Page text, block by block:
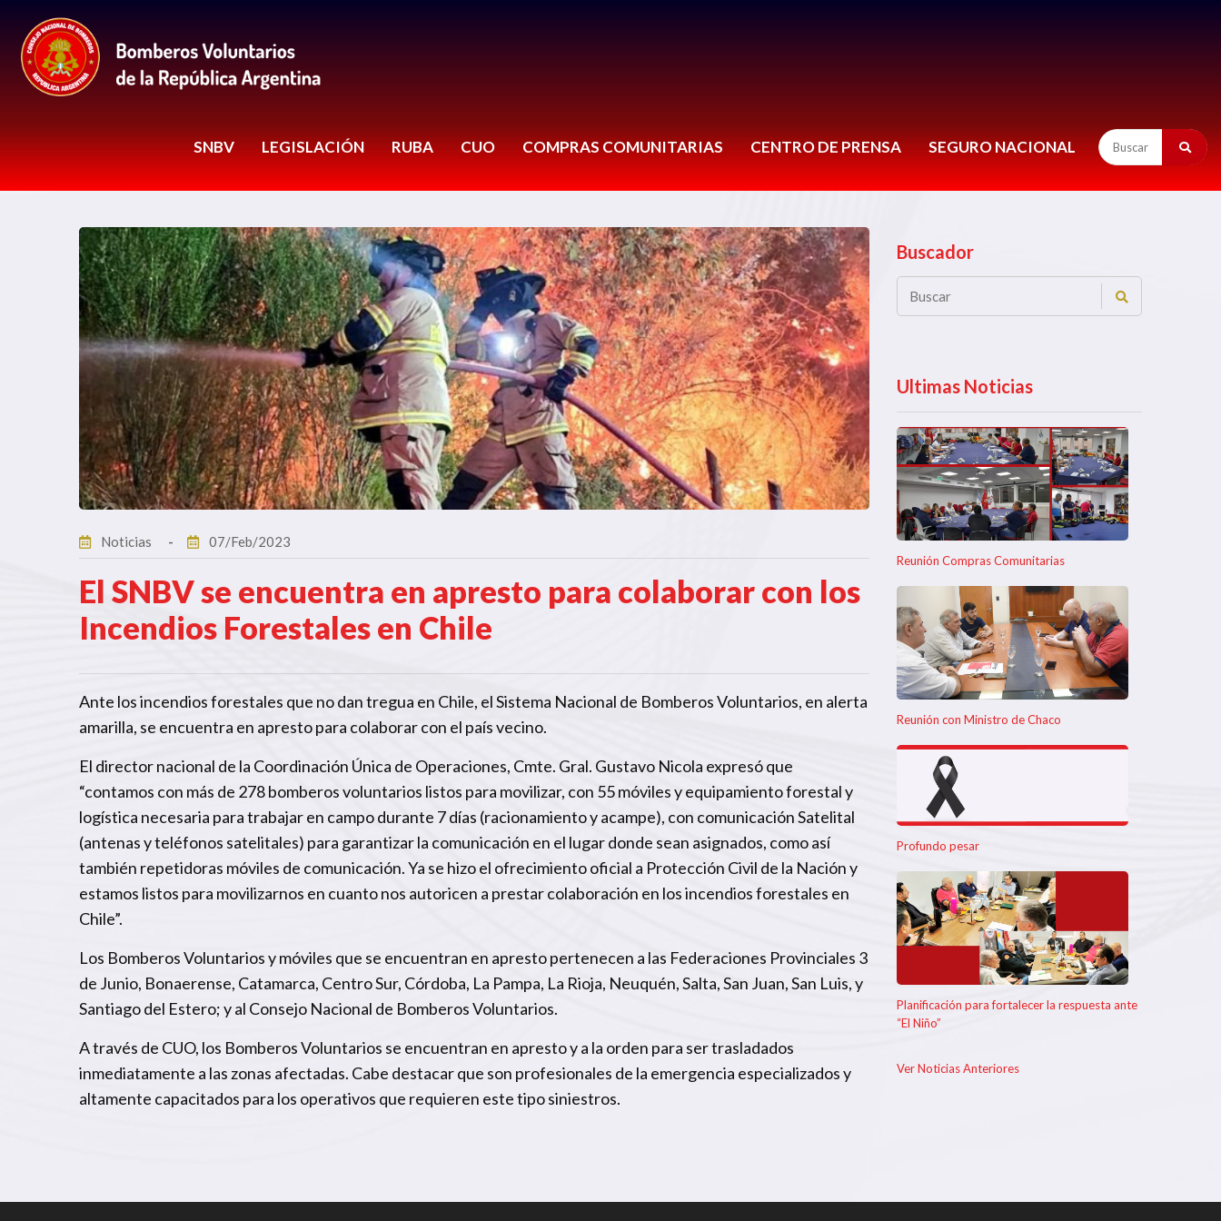
SNBV LEGISLACIÓN RUBA CUO COMPRAS COMUNITARIAS CENTRO DE PRENSA SEGURO NACIONAL
Noticias 07/Feb/2023
El SNBV se encuentra en apresto para colaborar con los
Incendios Forestales en Chile
Ante los incendios forestales que no dan tregua en Chile, el Sistema Nacional de Bomberos Voluntarios, en alerta
amarilla, se encuentra en apresto para colaborar con el país vecino.
El director nacional de la Coordinación Única de Operaciones, Cmte. Gral. Gustavo Nicola expresó que
“contamos con más de 278 bomberos voluntarios listos para movilizar, con 55 móviles y equipamiento forestal y
logística necesaria para trabajar en campo durante 7 días (racionamiento y acampe), con comunicación Satelital
(antenas y teléfonos satelitales) para garantizar la comunicación en el lugar donde sean asignados, como así
también repetidoras móviles de comunicación. Ya se hizo el ofrecimiento oficial a Protección Civil de la Nación y
estamos listos para movilizarnos en cuanto nos autoricen a prestar colaboración en los incendios forestales en
Chile”.
Los Bomberos Voluntarios y móviles que se encuentran en apresto pertenecen a las Federaciones Provinciales 3
de Junio, Bonaerense, Catamarca, Centro Sur, Córdoba, La Pampa, La Rioja, Neuquén, Salta, San Juan, San Luis, y
Santiago del Estero; y al Consejo Nacional de Bomberos Voluntarios.
A través de CUO, los Bomberos Voluntarios se encuentran en apresto y a la orden para ser trasladados
inmediatamente a las zonas afectadas. Cabe destacar que son profesionales de la emergencia especializados y
altamente capacitados para los operativos que requieren este tipo siniestros.
Buscador
Ultimas Noticias
Reunión Compras Comunitarias
Reunión con Ministro de Chaco
Profundo pesar
Planificación para fortalecer la respuesta ante
“El Niño”
Ver Noticias Anteriores